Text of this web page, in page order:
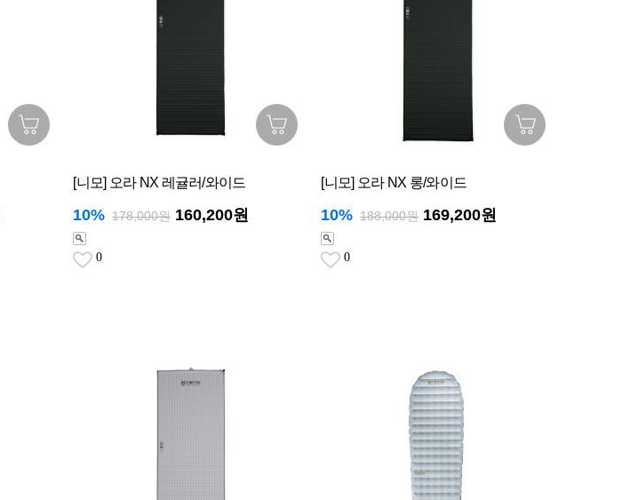
[니모] 오라 NX 레귤러/와이드
10% 178,000원 160,200원
0
[니모] 오라 NX 롱/와이드
10% 188,000원 169,200원
0